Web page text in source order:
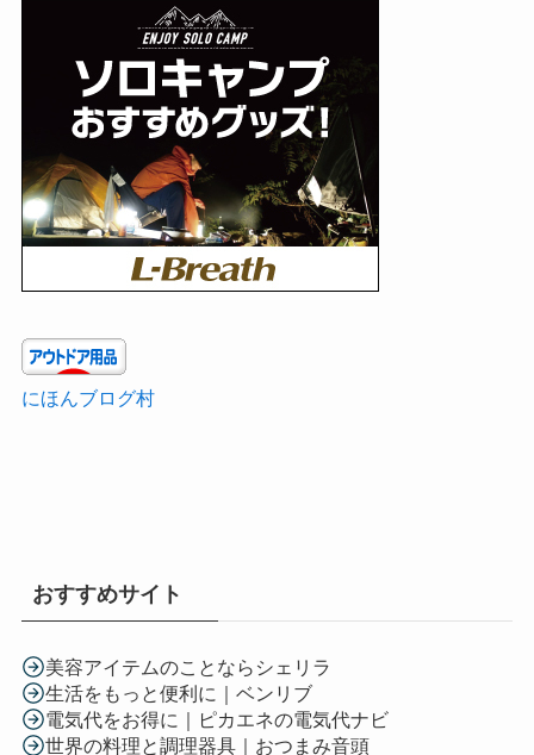
にほんブログ村
おすすめサイト
美容アイテムのことならシェリラ
生活をもっと便利に｜ベンリブ
電気代をお得に｜ピカエネの電気代ナビ
世界の料理と調理器具｜おつまみ音頭